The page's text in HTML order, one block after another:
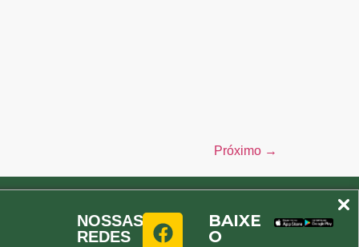
Próximo →
NOSSAS
REDES
BAIXE
O